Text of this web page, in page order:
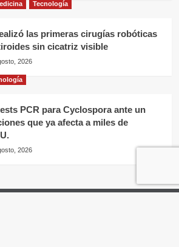
Tecnología
las primeras cirugías robóticas
sin cicatriz visible
2026
PCR para Cyclospora ante un
que ya afecta a miles de
2026